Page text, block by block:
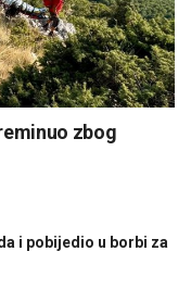
zbog
i pobijedio u borbi za